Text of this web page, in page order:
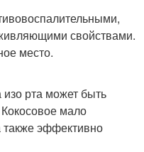
свойствами.
место.
рта может быть
мало
также эффективно